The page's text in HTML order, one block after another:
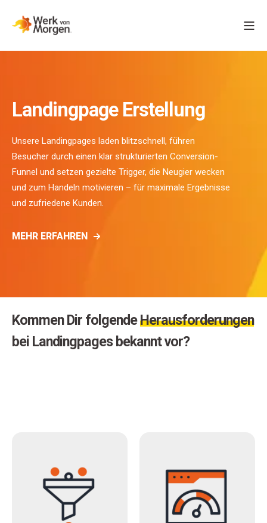
Landingpage Erstellung
Unsere Landingpages laden blitzschnell, führen
Besucher durch einen klar strukturierten Conversion-
Funnel und setzen gezielte Trigger, die Neugier wecken
und zum Handeln motivieren – für maximale Ergebnisse
und zufriedene Kunden.
MEHR ERFAHREN
Kommen Dir folgendeHerausforderungen
bei Landingpages bekannt vor?